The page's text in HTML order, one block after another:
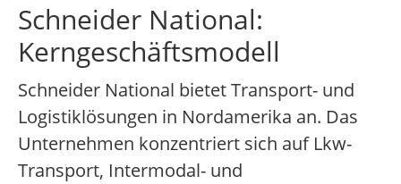
Schneider National:
Kerngeschäftsmodell
Schneider National bietet Transport- und
Logistiklösungen in Nordamerika an. Das
Unternehmen konzentriert sich auf Lkw-
Transport, Intermodal- und